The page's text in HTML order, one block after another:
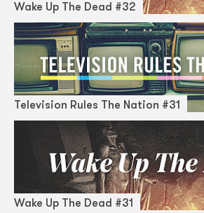
Wake Up The Dead #32
Television Rules The Nation #31
Wake Up The Dead #31